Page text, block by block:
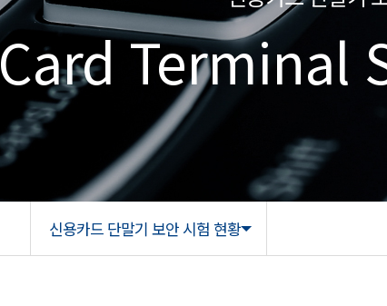
Card Terminal
신용카드 단말기 보안 시험 현황